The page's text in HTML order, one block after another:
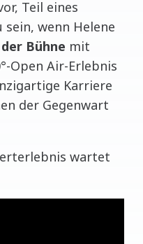
Teil eines
wenn Helene
Bühne mit
Open Air-Erlebnis
Karriere
der Gegenwart
wartet